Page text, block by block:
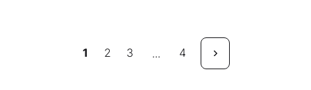
1 2 3 ... 4